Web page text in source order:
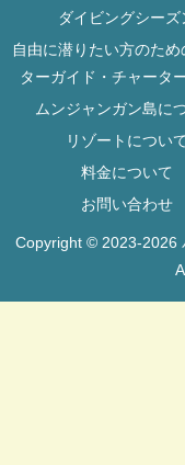
ダイビングシーズ
自由に潜りたい方のため
ターガイド・チャータ
ムンジャンガン島に
リゾートについ
料金について
お問い合わせ
Copyright © 2023-2026